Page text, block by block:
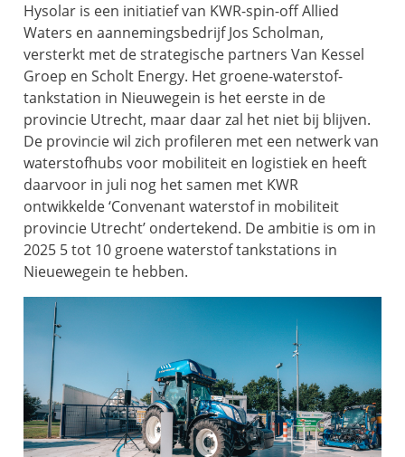
Hysolar is een initiatief van KWR-spin-off Allied
Waters en aannemingsbedrijf Jos Scholman,
versterkt met de strategische partners Van Kessel
Groep en Scholt Energy. Het groene-waterstof-
tankstation in Nieuwegein is het eerste in de
provincie Utrecht, maar daar zal het niet bij blijven.
De provincie wil zich profileren met een netwerk van
waterstofhubs voor mobiliteit en logistiek en heeft
daarvoor in juli nog het samen met KWR
ontwikkelde ‘Convenant waterstof in mobiliteit
provincie Utrecht’ ondertekend. De ambitie is om in
2025 5 tot 10 groene waterstof tankstations in
Nieuewegein te hebben.